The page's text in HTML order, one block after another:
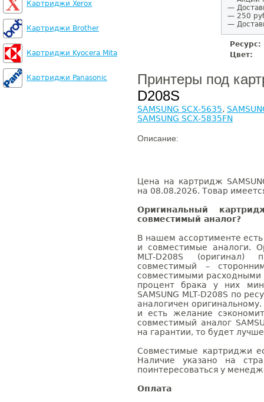
Картриджи Xerox
Картриджи Brother
Картриджи Kyocera Mita
Картриджи Panasonic
—
— 250
—
Ресурс:
Цвет:
Принтеры под
D208S
SAMSUNG SCX-5635,
SAMSUNG SCX-5835FN
Описание:
Цена на картридж
на 08.08.2026. Товар
Оригинальный
совместимый аналог?
В нашем ассортименте
и совместимые аналоги.
MLT-D208S (оригинал)
совместимый –
совместимыми расходными
процент брака у них
SAMSUNG MLT-D208S по
аналогичен
и есть желание
совместимый аналог
на гарантии, то будет
Совместимые картриджи
Наличие указано на
поинтересоваться у
Оплата